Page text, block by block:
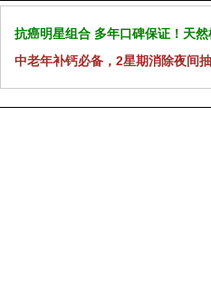
抗癌明星组合 多年口碑保证！天
中老年补钙必备，2星期消除夜间